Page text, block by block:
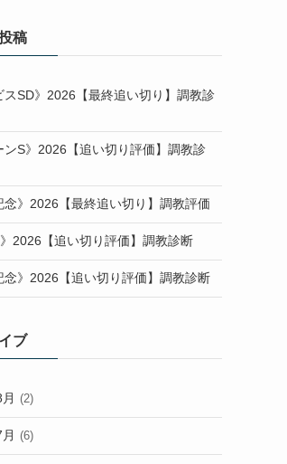
稿
スSD》2026【最終追い切り】調教診
ンS》2026【追い切り評価】調教診
念》2026【最終追い切り】調教評価
》2026【追い切り評価】調教診断
念》2026【追い切り評価】調教診断
ブ
(2)
(6)